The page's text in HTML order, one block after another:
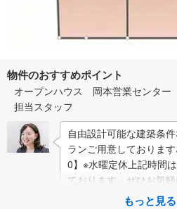
物件のおすすめポイント
オープンハウス 岡本営業センター
担当スタッフ
自由設計可能な建築条
ランご用意しておりま
0】※水曜定休上記時間
ております。ぜひお気
見学される場合は「室
もっと見る